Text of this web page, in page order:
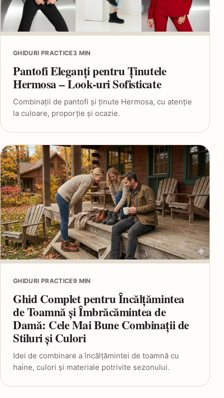
GHIDURI PRACTICE3 MIN
Pantofi Eleganți pentru Ținutele
Hermosa – Look-uri Sofisticate
Combinații de pantofi și ținute Hermosa, cu atenție
la culoare, proporție și ocazie.
GHIDURI PRACTICE9 MIN
Ghid Complet pentru Încălțămintea
de Toamnă și Îmbrăcămintea de
Damă: Cele Mai Bune Combinații de
Stiluri și Culori
Idei de combinare a încălțămintei de toamnă cu
haine, culori și materiale potrivite sezonului.